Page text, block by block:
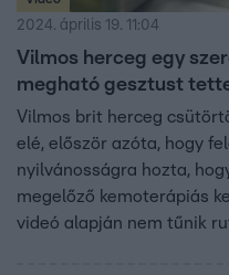
2024. április 19. 11:04
Vilmos herceg egy
megható gesztust
Vilmos brit herceg
elé, először azóta, hogy
nyilvánosságra hozta,
megelőző kemoterápiás
videó alapján nem tűnik